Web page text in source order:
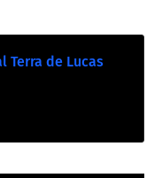
Terra de Lucas